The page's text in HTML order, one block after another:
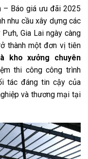
– Báo giá ưu đãi 2025
nhu cầu xây dựng các
Gia Lai ngày càng
thành một đơn vị tiên
kho xưởng chuyên
thi công công trình
tác đáng tin cậy của
và thương mại tại